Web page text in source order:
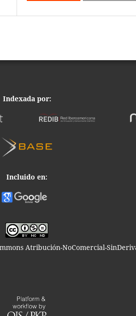
Indexada por:
Incluido en:
Atribución-NoComercial-